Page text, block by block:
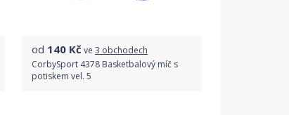
od 140 Kčve 3 obchodech
CorbySport 4378 Basketbalový míč s
potiskem vel. 5